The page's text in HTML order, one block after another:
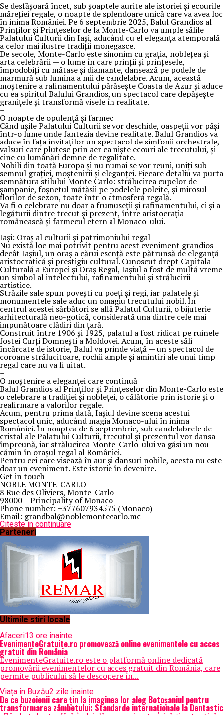
Se desfășoară încet, sub șoaptele aurite ale istoriei și ecourile
măreției regale, o noapte de splendoare unică care va avea loc
în inima României. Pe 6 septembrie 2025, Balul Grandios al
Prinților și Prințeselor de la Monte-Carlo va umple sălile
Palatului Culturii din Iași, aducând cu el eleganța atemporală
a celor mai ilustre tradiții monegasce.
De secole, Monte-Carlo este sinonim cu grația, noblețea și
arta celebrării — o lume în care prinții și prințesele,
împodobiți cu mătase și diamante, dansează pe podele de
marmură sub lumina a mii de candelabre. Acum, această
moștenire a rafinamentului părăsește Coasta de Azur și aduce
cu ea spiritul Balului Grandios, un spectacol care depășește
granițele și transformă visele în realitate.
–
O noapte de opulență și farmec
Când ușile Palatului Culturii se vor deschide, oaspeții vor păși
într-o lume unde fantezia devine realitate. Balul Grandios va
aduce în fața invitaților un spectacol de simfonii orchestrale,
valsuri care plutesc prin aer ca niște ecouri ale trecutului, și
cine cu lumânări demne de regalitate.
Nobili din toată Europa și nu numai se vor reuni, uniți sub
semnul grației, moștenirii și eleganței. Fiecare detaliu va purta
semnătura stilului Monte Carlo: strălucirea cupelor de
șampanie, foșnetul mătăsii pe podelele poleite, și mirosul
florilor de sezon, toate într-o atmosferă regală.
Va fi o celebrare nu doar a frumuseții și rafinamentului, ci și a
legăturii dintre trecut și prezent, între aristocrația
românească și farmecul etern al Monaco-ului.
–
Iași: Oraș al culturii și patrimoniului regal
Nu există loc mai potrivit pentru acest eveniment grandios
decât Iașiul, un oraș a cărui esență este pătrunsă de eleganță
aristocratică și prestigiu cultural. Cunoscut drept Capitala
Culturală a Europei și Oraș Regal, Iașiul a fost de multă vreme
un simbol al intelectului, rafinamentului și strălucirii
artistice.
Străzile sale spun povești cu poeți și regi, iar palatele și
monumentele sale aduc un omagiu trecutului nobil. În
centrul acestei sărbători se află Palatul Culturii, o bijuterie
arhitecturală neo-gotică, considerată una dintre cele mai
impunătoare clădiri din țară.
Construit între 1906 și 1925, palatul a fost ridicat pe ruinele
fostei Curți Domnești a Moldovei. Acum, în aceste săli
încărcate de istorie, Balul va prinde viață — un spectacol de
coroane strălucitoare, rochii ample și amintiri ale unui timp
regal care nu va fi uitat.
–
O moștenire a eleganței care continuă
Balul Grandios al Prinților și Prințeselor din Monte-Carlo este
o celebrare a tradiției și nobleței, o călătorie prin istorie și o
reafirmare a valorilor regale.
Acum, pentru prima dată, Iașiul devine scena acestui
spectacol unic, aducând magia Monaco-ului în inima
României. În noaptea de 6 septembrie, sub candelabrele de
cristal ale Palatului Culturii, trecutul și prezentul vor dansa
împreună, iar strălucirea Monte-Carlo-ului va găsi un nou
cămin în orașul regal al României.
Pentru cei care visează în aur și dansuri nobile, acesta nu este
doar un eveniment. Este istorie în devenire.
Get in touch
NOBLE MONTE-CARLO
8 Rue des Oliviers, Monte-Carlo
98000 – Principality of Monaco
Phone number: +377607934575 (Monaco)
Email: grandbal@noblemontecarlo.mc
Citeste in continuare
Parteneri
Ultimile stiri locale
Afaceri13 ore inainte
EvenimenteGratuite.ro promovează online evenimentele cu acces
gratuit din România
EvenimenteGratuite.ro este o platformă online dedicată
promovării evenimentelor cu acces gratuit din România, care
permite publicului să le descopere în...
Viața în Buzău2 zile inainte
De ce buzoienii care țin la imaginea lor aleg Botoșaniul pentru
transformarea zâmbetului: Standarde internaționale la Dentastic